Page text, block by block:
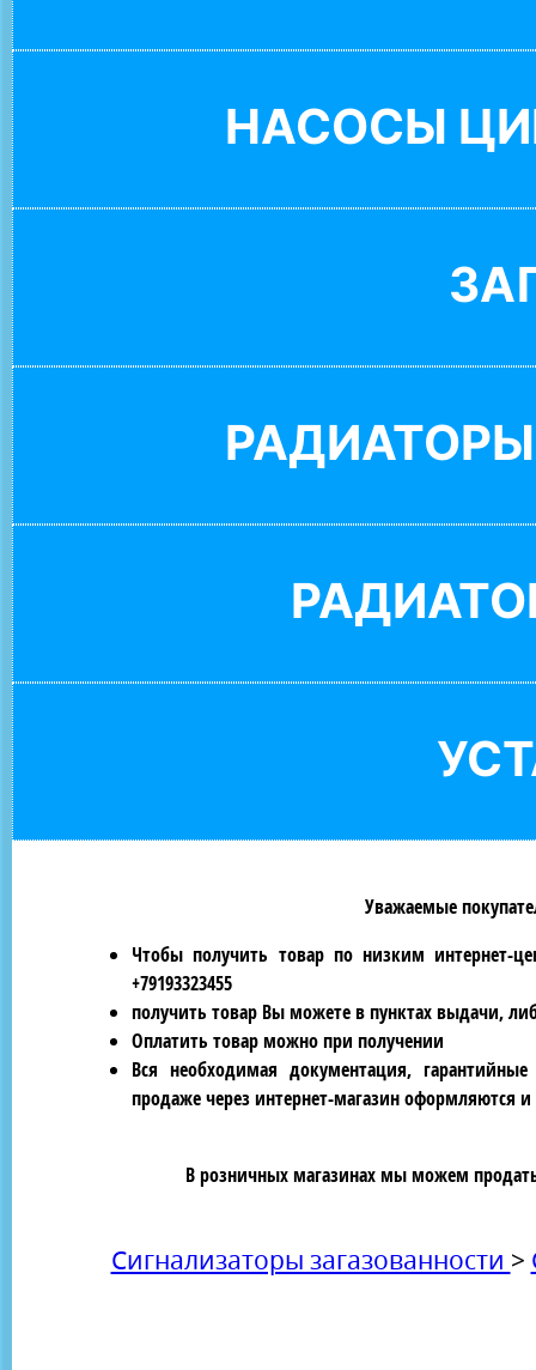
НАСОСЫ
Уважаемые
Чтобы получить товар по низким интернет-
+79193323455
получить товар Вы можете в пунктах выдачи,
Оплатить товар можно при получении
Вся необходимая документация,
продаже через интернет-магазин оформляются
В розничных магазинах мы можем
Сигнализаторы загазованности >